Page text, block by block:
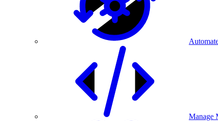
Manage